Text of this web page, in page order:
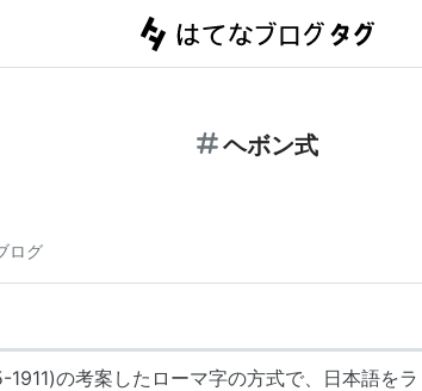
ヘボン式
ログ
の考案したローマ字の方式で、日本語をラ